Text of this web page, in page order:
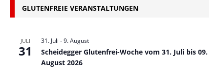
GLUTENFREIE VERANSTALTUNGEN
JULI
31
31. Juli -9. August
Scheidegger Glutenfrei-Woche vom 31. Juli bis 09.
August 2026